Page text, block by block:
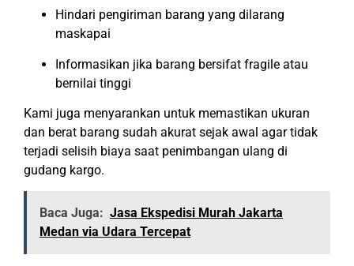
Hindari pengiriman barang yang dilarang
maskapai
Informasikan jika barang bersifat fragile atau
bernilai tinggi
Kami juga menyarankan untuk memastikan ukuran
dan berat barang sudah akurat sejak awal agar tidak
terjadi selisih biaya saat penimbangan ulang di
gudang kargo.
Baca Juga: Jasa Ekspedisi Murah Jakarta
Medan via Udara Tercepat